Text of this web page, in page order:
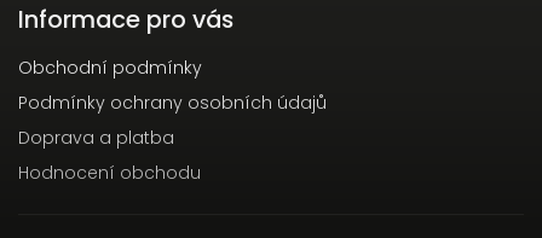
Informace pro vás
Obchodní podmínky
Podmínky ochrany osobních údajů
Doprava a platba
Hodnocení obchodu